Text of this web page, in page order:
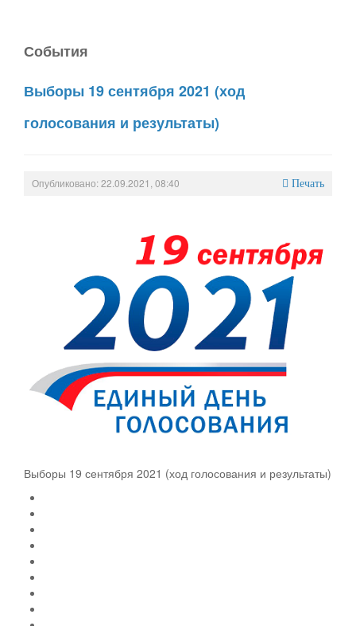
События
Выборы 19 сентября 2021 (ход
голосования и результаты)
Опубликовано: 22.09.2021, 08:40 Печать
Выборы 19 сентября 2021 (ход голосования и результаты)